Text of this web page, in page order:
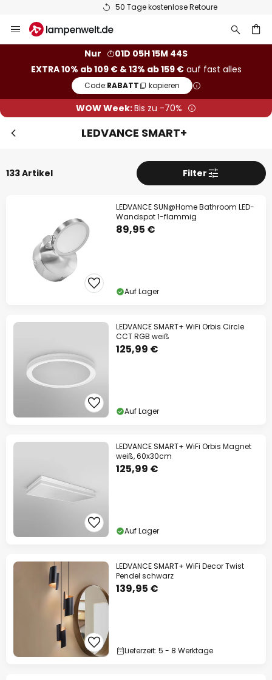
50 Tage kostenlose Retoure
Inhalt
Nur
01D 05H 15M 43S
EXTRA 10% ab 109 € & 13% ab 159 €auf fast alles
Code:RABATT kopieren
WOW Week:Bis zu -70%
LEDVANCE SMART+
133 Artikel Filter
LEDVANCE SUN@Home Bathroom LED-
Wandspot 1-flammig
89,95 €
Auf Lager
LEDVANCE SMART+ WiFi Orbis Circle
CCT RGB weiß
125,99 €
Auf Lager
LEDVANCE SMART+ WiFi Orbis Magnet
weiß, 60x30cm
125,99 €
Auf Lager
LEDVANCE SMART+ WiFi Decor Twist
Pendel schwarz
139,95 €
Lieferzeit: 5 - 8 Werktage
Extra-Rabatt
10% Rabattab 109 €
13% Rabattab 159 €
auf fast alles*
Ihr Code:RABATT kopieren
Jetzt einlösen
*Ausgenommene Hersteller